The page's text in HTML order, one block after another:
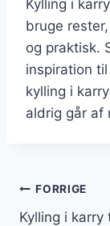
Kylling i
bruge
og praktisk.
inspiration
kylling i
aldrig går af
FORRIGE
Kylling i karry